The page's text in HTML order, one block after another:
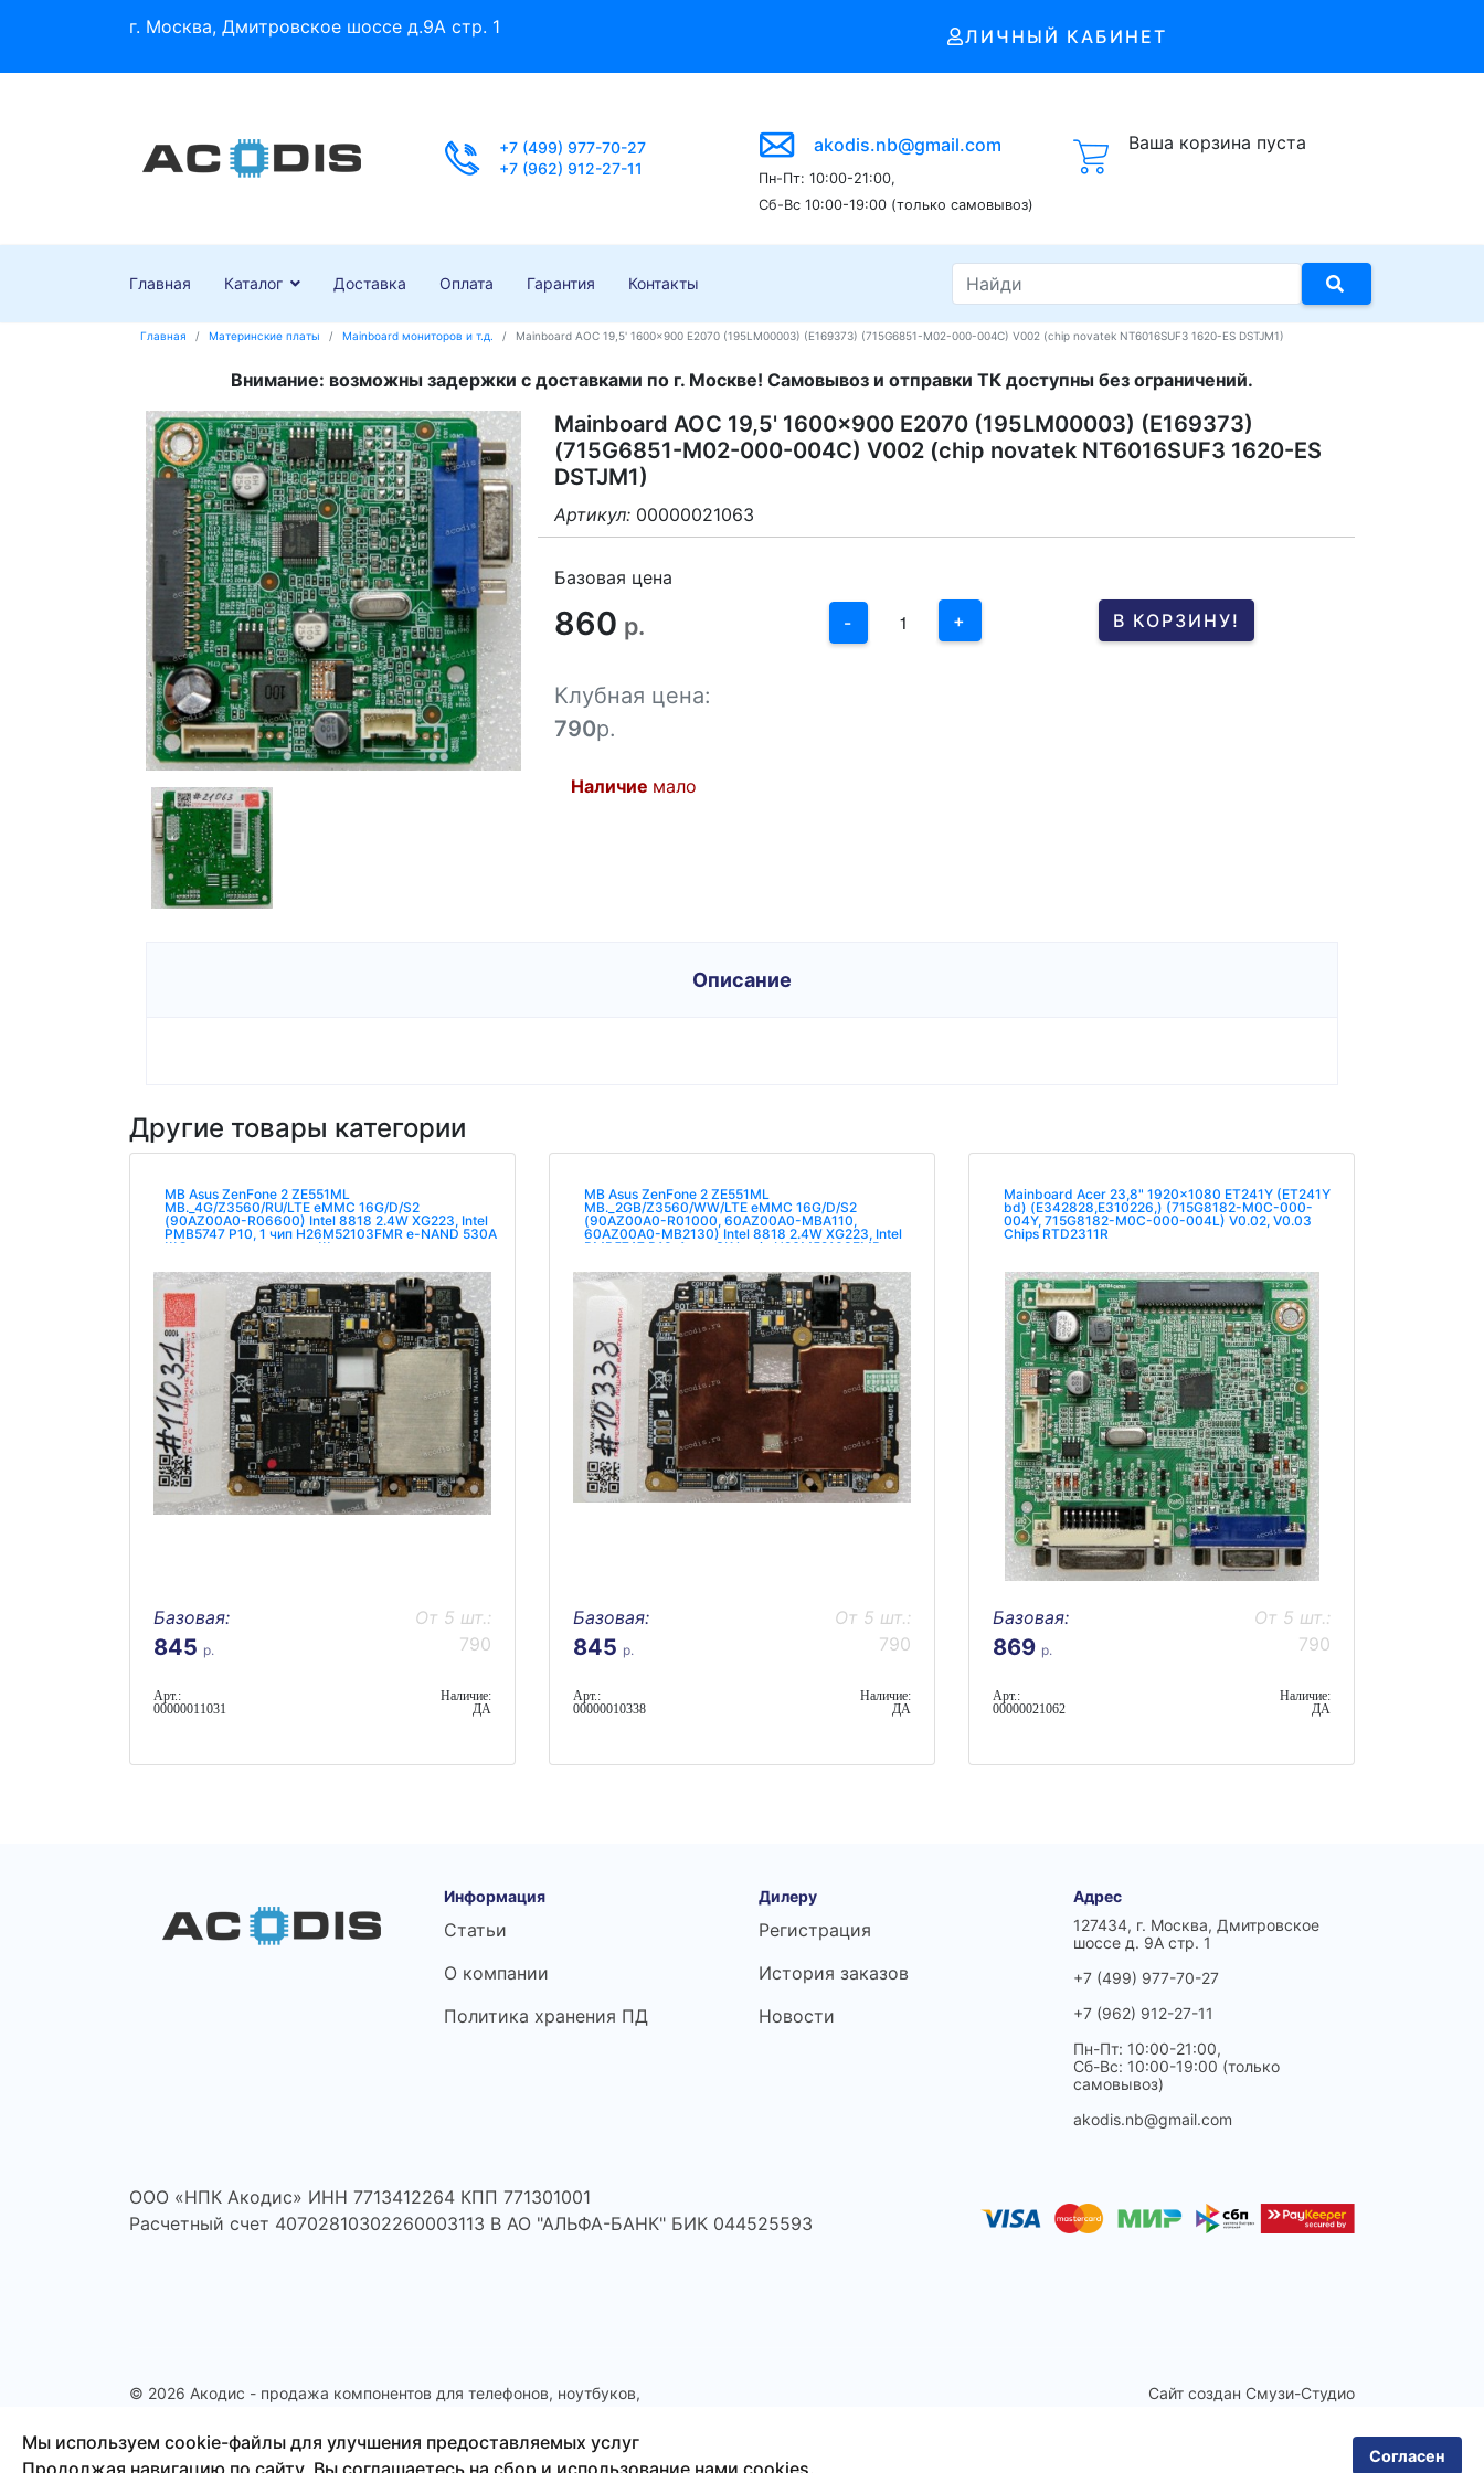
г. Москва, Дмитровское шоссе д.9А стр. 1 ЛИЧНЫЙ КАБИНЕТ
+7 (499) 977-70-27
+7 (962) 912-27-11
akodis.nb@gmail.com
Пн-Пт: 10:00-21:00,
Сб-Вс 10:00-19:00 (только самовывоз)
Ваша корзина пуста
Главная Каталог Доставка Оплата Гарантия Контакты
Главная Материнские платы Mainboard мониторов и т.д. Mainboard AOC 19,5' 1600x900 E2070 (195LM00003) (E169373) (715G6851-M02-000-004C) V002 (chip novatek NT6016SUF3 1620-ES DSTJM1)
Внимание: возможны задержки с доставками по г. Москве! Самовывоз и отправки ТК доступны без ограничений.
Mainboard AOC 19,5' 1600x900 E2070 (195LM00003) (E169373)
(715G6851-M02-000-004C) V002 (chip novatek NT6016SUF3 1620-ES
DSTJM1)
Артикул: 00000021063
Базовая цена
860 р. -
3
1
+ В КОРЗИНУ!
Клубная цена:
790р.
Наличие мало
Описание
Другие товары категории
MB Asus ZenFone 2 ZE551ML
MB._4G/Z3560/RU/LTE eMMC 16G/D/S2
(90AZ00A0-R06600) Intel 8818 2.4W XG223, Intel
PMB5747 P10, 1 чип H26M52103FMR e-NAND 530A
!!!Сервисная прошивка!!!
Базовая:
845 р.
От 5 шт.:
790
Арт.:
00000011031
Наличие:
ДА
MB Asus ZenFone 2 ZE551ML
MB._2GB/Z3560/WW/LTE eMMC 16G/D/S2
(90AZ00A0-R01000, 60AZ00A0-MBA110,
60AZ00A0-MB2130) Intel 8818 2.4W XG223, Intel
PMB5747 P10, 1 чип SK hynix H26M52103FMR e-
Базовая:
845 р.
От 5 шт.:
790
Арт.:
00000010338
Наличие:
ДА
Mainboard Acer 23,8" 1920x1080 ET241Y (ET241Y
bd) (E342828,E310226,) (715G8182-M0C-000-
004Y, 715G8182-M0C-000-004L) V0.02, V0.03
Chips RTD2311R
Базовая:
869 р.
От 5 шт.:
790
Арт.:
00000021062
Наличие:
ДА
Информация
Статьи
О компании
Политика хранения ПД
Дилеру
Регистрация
История заказов
Новости
Адрес
127434, г. Москва, Дмитровское
шоссе д. 9А стр. 1
+7 (499) 977-70-27
+7 (962) 912-27-11
Пн-Пт: 10:00-21:00,
Сб-Вс: 10:00-19:00 (только
самовывоз)
akodis.nb@gmail.com
ООО «НПК Акодис» ИНН 7713412264 КПП 771301001
Расчетный счет 40702810302260003113 В АО "АЛЬФА-БАНК" БИК 044525593
© 2026 Акодис - продажа компонентов для телефонов, ноутбуков,
Сайт создан Смузи-Студио
Мы используем cookie-файлы для улучшения предоставляемых услуг
Продолжая навигацию по сайту, Вы соглашаетесь на сбор и использование нами cookies.
Согласен